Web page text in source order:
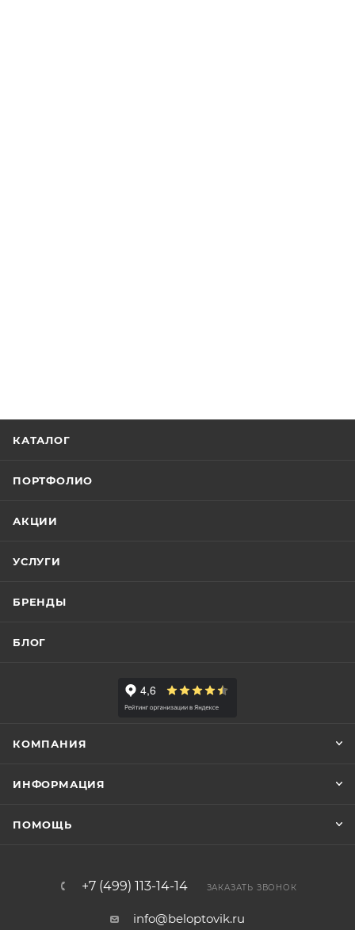
КАТАЛОГ
ПОРТФОЛИО
АКЦИИ
УСЛУГИ
БРЕНДЫ
БЛОГ
КОМПАНИЯ
ИНФОРМАЦИЯ
ПОМОЩЬ
+7 (499) 113-14-14 ЗАКАЗАТЬ ЗВОНОК
info@beloptovik.ru